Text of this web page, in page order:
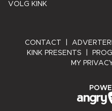
VOLG KINK
CONTACT
KINK PRESENTS
MY